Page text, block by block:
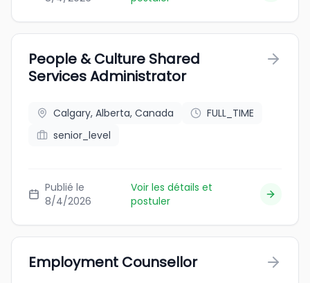
People & Culture Shared
Services Administrator
Calgary, Alberta, Canada
FULL_TIME
senior_level
Publié le
8/4/2026
Voir les détails et
postuler
Employment Counsellor